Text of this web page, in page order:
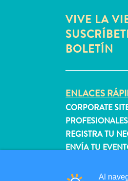
VIVE LA
BOLETÍN
ENLACES
CORPORATE
REGISTRA TU
ENVÍA TU
Al